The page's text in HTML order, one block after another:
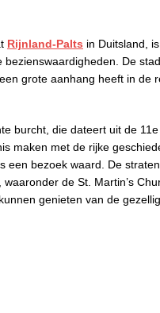
Rijnland-Palts in Duitsland,
De
grote aanhang heeft in de
burcht, die dateert uit de
maken met de rijke
een bezoek waard. De
de St. Martin’s
genieten van de